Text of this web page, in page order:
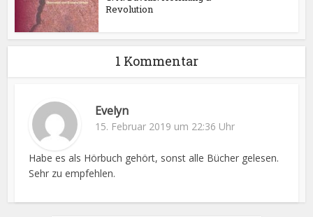
Revolution
1 Kommentar
Evelyn
15. Februar 2019 um 22:36 Uhr
Habe es als Hörbuch gehört, sonst alle Bücher gelesen.
Sehr zu empfehlen.